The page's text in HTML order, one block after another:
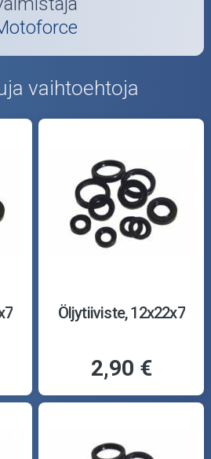
vaihtoehtoja
Öljytiiviste, 12x22x7
2,90 €